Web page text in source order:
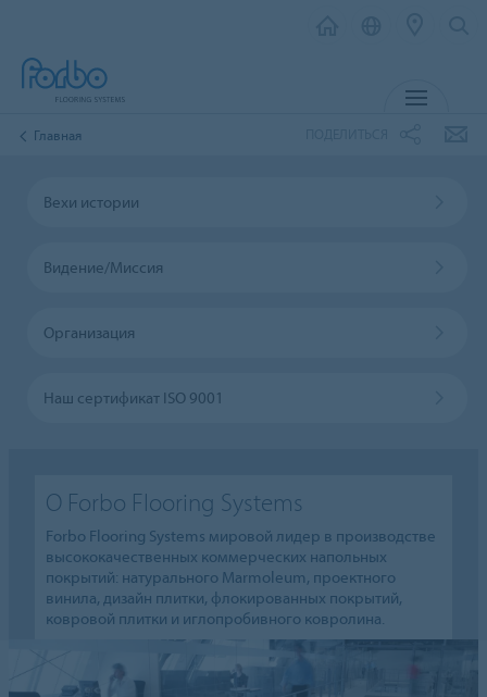
Главная
Вехи истории
Видение/Миссия
Организация
Наш сертификат ISО 9001
О Forbo Flooring Systems
Forbo Flooring Systems мировой лидер в производстве
высококачественных коммерческих напольных
покрытий: натурального Marmoleum, проектного
винила, дизайн плитки, флокированных покрытий,
ковровой плитки и иглопробивного ковролина.